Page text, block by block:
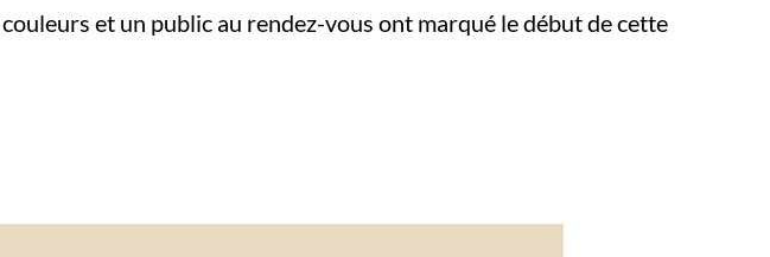
et un public au rendez-vous ont marqué le début de cette